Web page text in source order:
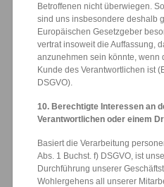
Betroffenen nicht überwiegen.
sind uns insbesondere deshalb
Europäischen Gesetzgeber
vertrat insoweit die Auffassung,
anzunehmen sein könnte, wenn
Kunde des Verantwortlichen ist
DSGVO).
10. Berechtigte Interessen an
Verantwortlichen oder einem
Basiert die Verarbeitung
Abs. 1 Buchst. f) DSGVO, ist
Durchführung unserer
Wohlergehens all unserer